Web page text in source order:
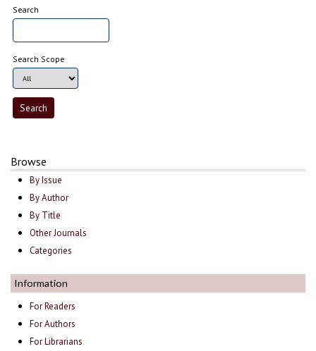
Search
Search Scope
Browse
By Issue
By Author
By Title
Other Journals
Categories
Information
For Readers
For Authors
For Librarians